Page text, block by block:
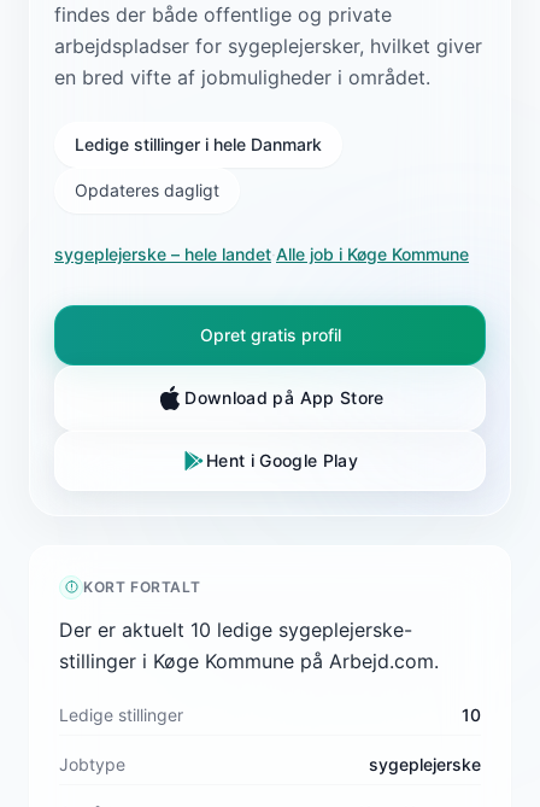
findes der både offentlige og private
arbejdspladser for sygeplejersker, hvilket giver
en bred vifte af jobmuligheder i området.
Ledige stillinger i hele Danmark
Opdateres dagligt
sygeplejerske – hele landet·Alle job i Køge Kommune
Opret gratis profil
Download på App Store
Hent i Google Play
KORT FORTALT
Der er aktuelt 10 ledige sygeplejerske-
stillinger i Køge Kommune på Arbejd.com.
Ledige stillinger 10
Jobtype sygeplejerske